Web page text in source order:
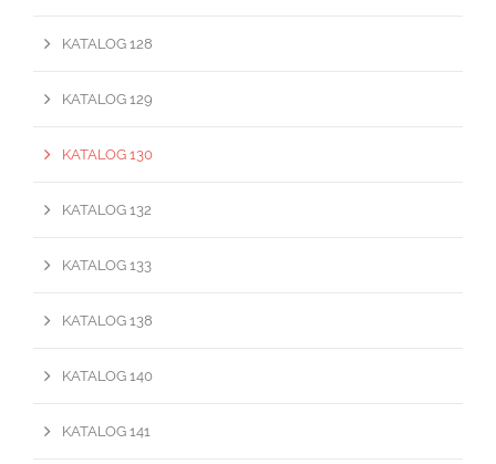
KATALOG 128
KATALOG 129
KATALOG 130
KATALOG 132
KATALOG 133
KATALOG 138
KATALOG 140
KATALOG 141